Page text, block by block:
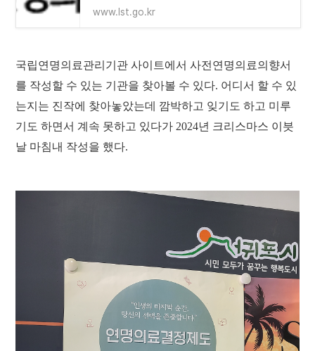
www.lst.go.kr
국립연명의료관리기관 사이트에서 사전연명의료의향서
를 작성할 수 있는 기관을 찾아볼 수 있다. 어디서 할 수 있
는지는 진작에 찾아놓았는데 깜박하고 잊기도 하고 미루
기도 하면서 계속 못하고 있다가 2024년 크리스마스 이븟
날 마침내 작성을 했다.